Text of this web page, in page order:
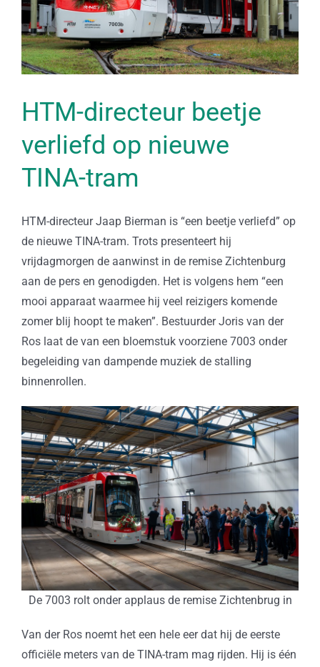
HTM-directeur beetje
verliefd op nieuwe
TINA-tram
HTM-directeur Jaap Bierman is “een beetje verliefd” op
de nieuwe TINA-tram. Trots presenteert hij
vrijdagmorgen de aanwinst in de remise Zichtenburg
aan de pers en genodigden. Het is volgens hem “een
mooi apparaat waarmee hij veel reizigers komende
zomer blij hoopt te maken”. Bestuurder Joris van der
Ros laat de van een bloemstuk voorziene 7003 onder
begeleiding van dampende muziek de stalling
binnenrollen.
De 7003 rolt onder applaus de remise Zichtenbrug in
Van der Ros noemt het een hele eer dat hij de eerste
officiële meters van de TINA-tram mag rijden. Hij is één